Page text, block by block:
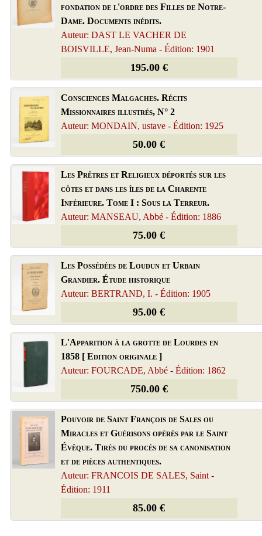
fondation de l'ordre des Filles de Notre-
Dame. Documents inédits.
Auteur: DAST LE VACHER DE
BOISVILLE, Jean-Numa - Édition: 1901
195.00 €
Consciences Malgaches. Récits
Missionnaires illustrés, N° 2
Auteur: MONDAIN, ustave - Édition: 1925
50.00 €
Les Prêtres et Religieux déportés sur les
côtes et dans les îles de la Charente
Inférieure. Tome I : Sous la Terreur.
Auteur: MANSEAU, Abbé - Édition: 1886
75.00 €
Les Possédées de Loudun et Urbain
Grandier. Étude historique
Auteur: BERTRAND, I. - Édition: 1905
95.00 €
L'Apparition à la grotte de Lourdes en
1858 [ Edition originale ]
Auteur: FOURCADE, Abbé - Édition: 1862
750.00 €
Pouvoir de Saint François de Sales ou
Miracles et Guérisons opérés par le Saint
Évêque. Tirés du procès de sa canonisation
et de pièces authentiques.
Auteur: FRANCOIS DE SALES, Saint -
Édition: 1911
85.00 €